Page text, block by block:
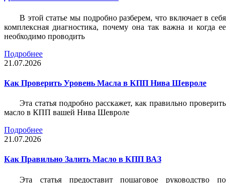
В этой статье мы подробно разберем, что включает в себя
комплексная диагностика, почему она так важна и когда ее
необходимо проводить
Подробнее
21.07.2026
Как Проверить Уровень Масла в КПП Нива Шевроле
Эта статья подробно расскажет, как правильно проверить
масло в КПП вашей Нива Шевроле
Подробнее
21.07.2026
Как Правильно Залить Масло в КПП ВАЗ
Эта статья предоставит пошаговое руководство по